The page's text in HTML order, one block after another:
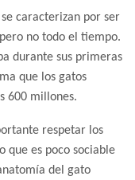
caracterizan por ser
no todo el tiempo.
durante sus primeras
que los gatos
600 millones.
respetar los
que es poco sociable
del gato